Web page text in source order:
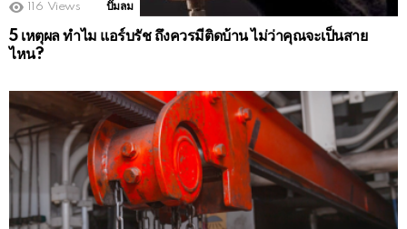
116 Views ปั๊มลม
5 เหตุผล ทำไม แอร์บรัช ถึงควรมีติดบ้าน ไม่ว่าคุณจะเป็นสาย
ไหน?